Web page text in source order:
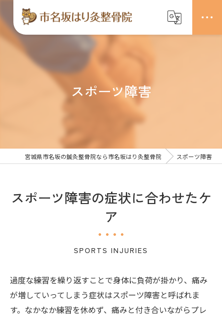
スポーツ障害
宮城県市名坂の鍼灸整骨院なら市名坂はり灸整骨院 スポーツ障害
スポーツ障害の症状に合わせたケ
ア
SPORTS INJURIES
過度な練習を繰り返すことで身体に負荷が掛かり、痛み
が増していってしまう症状はスポーツ障害と呼ばれま
す。なかなか練習を休めず、痛みと付き合いながらプレ